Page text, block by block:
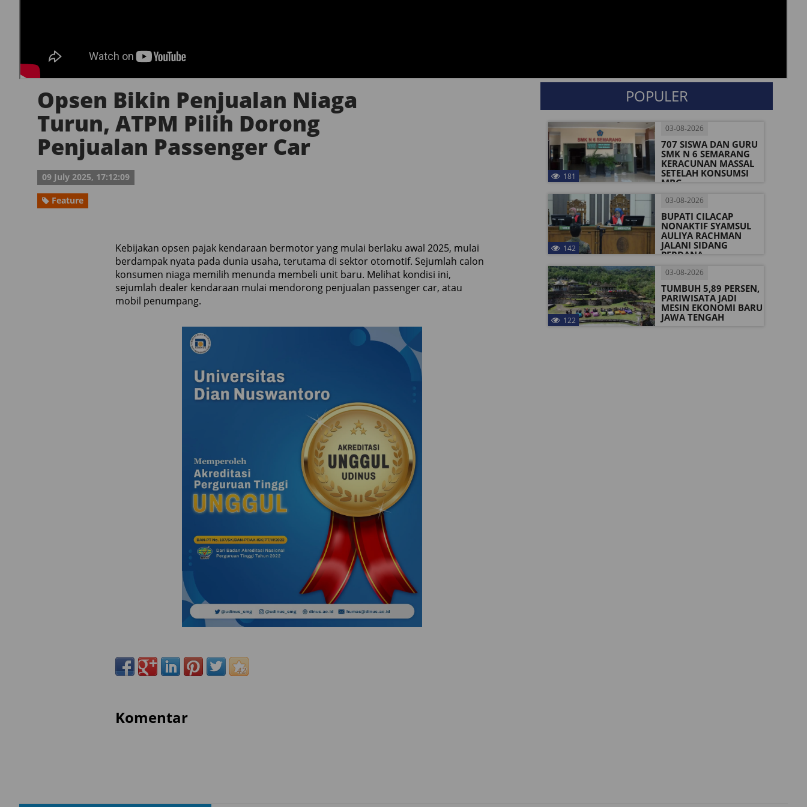
Opsen Bikin Penjualan Niaga
Turun, ATPM Pilih Dorong
Penjualan Passenger Car
09 July 2025, 17:12:09
Feature
Kebijakan opsen pajak kendaraan bermotor yang mulai berlaku awal 2025, mulai
berdampak nyata pada dunia usaha, terutama di sektor otomotif. Sejumlah calon
konsumen niaga memilih menunda membeli unit baru. Melihat kondisi ini,
sejumlah dealer kendaraan mulai mendorong penjualan passenger car, atau
mobil penumpang.
Komentar
POPULER
03-08-2026
707 SISWA DAN GURU
SMK N 6 SEMARANG
KERACUNAN MASSAL
SETELAH KONSUMSI
MBG
181
03-08-2026
BUPATI CILACAP
NONAKTIF SYAMSUL
AULIYA RACHMAN
JALANI SIDANG
PERDANA
142
03-08-2026
TUMBUH 5,89 PERSEN,
PARIWISATA JADI
MESIN EKONOMI BARU
JAWA TENGAH
122